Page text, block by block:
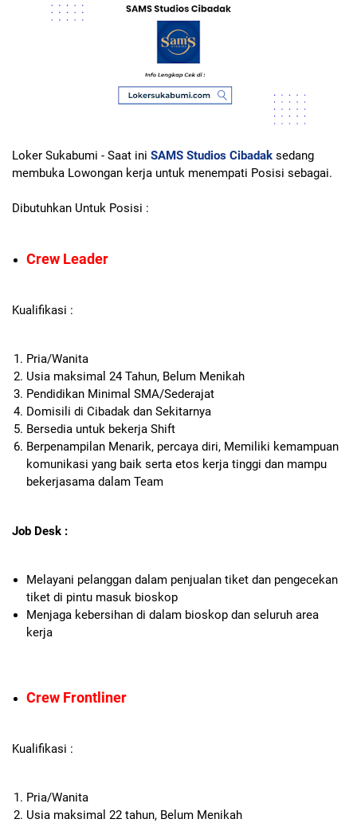
Loker Sukabumi - Saat ini SAMS Studios Cibadak sedang
membuka Lowongan kerja untuk menempati Posisi sebagai.
Dibutuhkan Untuk Posisi :
Crew Leader
Kualifikasi :
Pria/Wanita
Usia maksimal 24 Tahun, Belum Menikah
Pendidikan Minimal SMA/Sederajat
Domisili di Cibadak dan Sekitarnya
Bersedia untuk bekerja Shift
Berpenampilan Menarik, percaya diri, Memiliki kemampuan
komunikasi yang baik serta etos kerja tinggi dan mampu
bekerjasama dalam Team
Job Desk :
Melayani pelanggan dalam penjualan tiket dan pengecekan
tiket di pintu masuk bioskop
Menjaga kebersihan di dalam bioskop dan seluruh area
kerja
Crew Frontliner
Kualifikasi :
Pria/Wanita
Usia maksimal 22 tahun, Belum Menikah